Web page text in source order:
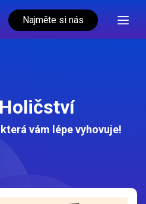
Najměte si nás
vám lépe vyhovuje!